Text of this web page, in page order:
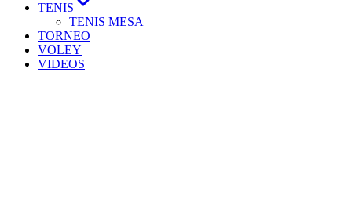
TENIS
TENIS MESA
TORNEO
VOLEY
VIDEOS